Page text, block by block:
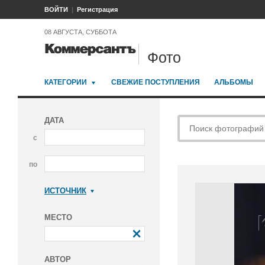
ВОЙТИ Регистрация
08 АВГУСТА, СУББОТА
Фото
КАТЕГОРИИ СВЕЖИЕ ПОСТУПЛЕНИЯ АЛЬБОМЫ
ДАТА
с
по
ИСТОЧНИК
МЕСТО
АВТОР